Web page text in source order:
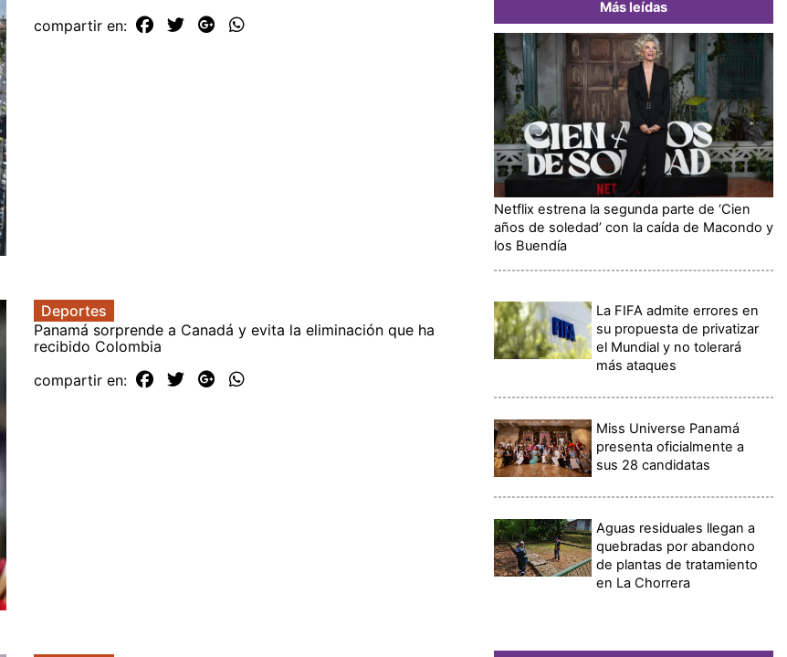
compartir en:
Deportes
Panamá sorprende a Canadá y evita la eliminación que ha
recibido Colombia
compartir en:
Más leídas
Netflix estrena la segunda parte de ‘Cien
años de soledad’ con la caída de Macondo y
los Buendía
La FIFA admite errores en
su propuesta de privatizar
el Mundial y no tolerará
más ataques
Miss Universe Panamá
presenta oficialmente a
sus 28 candidatas
Aguas residuales llegan a
quebradas por abandono
de plantas de tratamiento
en La Chorrera